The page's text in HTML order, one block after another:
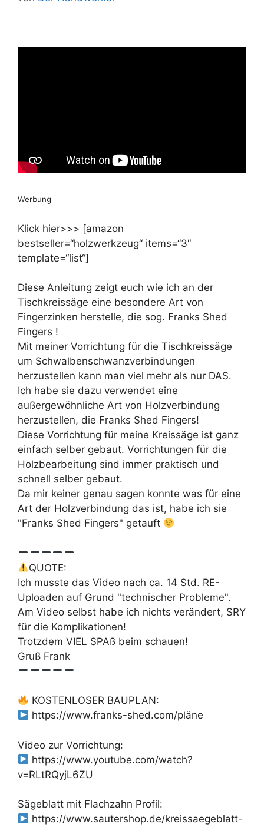
Werbung
Klick hier>>> [amazon
bestseller=“holzwerkzeug“ items=“3″
template=“list“]
Diese Anleitung zeigt euch wie ich an der
Tischkreissäge eine besondere Art von
Fingerzinken herstelle, die sog. Franks Shed
Fingers !
Mit meiner Vorrichtung für die Tischkreissäge
um Schwalbenschwanzverbindungen
herzustellen kann man viel mehr als nur DAS.
Ich habe sie dazu verwendet eine
außergewöhnliche Art von Holzverbindung
herzustellen, die Franks Shed Fingers!
Diese Vorrichtung für meine Kreissäge ist ganz
einfach selber gebaut. Vorrichtungen für die
Holzbearbeitung sind immer praktisch und
schnell selber gebaut.
Da mir keiner genau sagen konnte was für eine
Art der Holzverbindung das ist, habe ich sie
"Franks Shed Fingers" getauft
QUOTE:
Ich musste das Video nach ca. 14 Std. RE-
Uploaden auf Grund "technischer Probleme".
Am Video selbst habe ich nichts verändert, SRY
für die Komplikationen!
Trotzdem VIEL SPAß beim schauen!
Gruß Frank
KOSTENLOSER BAUPLAN:
https://www.franks-shed.com/pläne
Video zur Vorrichtung:
https://www.youtube.com/watch?
v=RLtRQyjL6ZU
Sägeblatt mit Flachzahn Profil:
https://www.sautershop.de/kreissaegeblatt-